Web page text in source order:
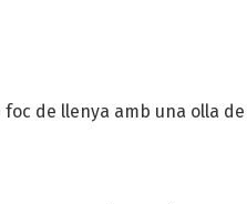
de llenya amb una olla de